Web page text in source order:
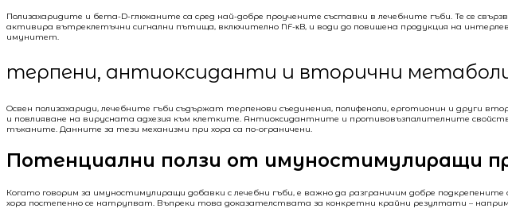
Полизахаридите и бета-D-глюканите са сред най-добре проучените съставки в лечебните гъби. Те се
активира вътреклетъчни сигнални пътища, включително NF-κB, и води до повишена продукция на
имунитет.
терпени, антиоксиданти и вторични
Освен полизахариди, лечебните гъби съдържат терпенови съединения, полифеноли, ерготионин и други
и повлияване на вирусната адхезия към клетките. Антиоксидантните и противовъзпалителните
тъканите. Данните за тези механизми при хора са по-ограничени.
Потенциални ползи от имуностимулиращи
Когато говорим за имуностимулиращи добавки с лечебни гъби, е важно да разграничим добре
хора постепенно се натрупват. Въпреки това доказателствата за конкретни крайни резултати –